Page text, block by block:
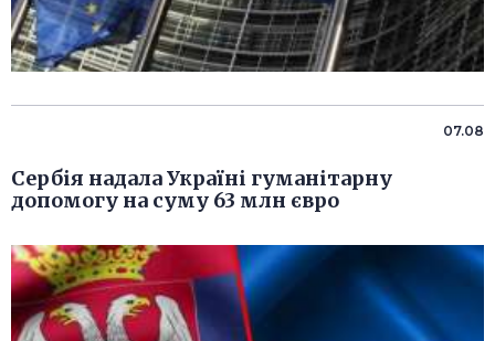
07.08
Сербія надала Україні гуманітарну
допомогу на суму 63 млн євро